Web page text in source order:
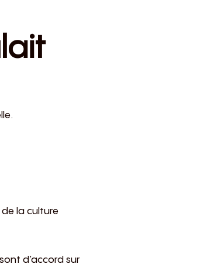
la culture
d’accord sur